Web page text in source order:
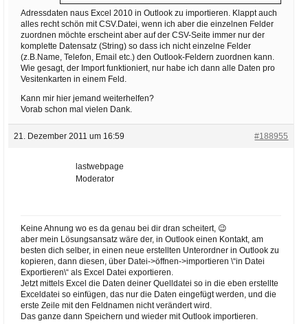
Adressdaten naus Excel 2010 in Outlook zu importieren. Klappt auch
alles recht schön mit CSV.Datei, wenn ich aber die einzelnen Felder
zuordnen möchte erscheint aber auf der CSV-Seite immer nur der
komplette Datensatz (String) so dass ich nicht einzelne Felder
(z.B.Name, Telefon, Email etc.) den Outlook-Feldern zuordnen kann.
Wie gesagt, der Import funktioniert, nur habe ich dann alle Daten pro
Vesitenkarten in einem Feld.
Kann mir hier jemand weiterhelfen?
Vorab schon mal vielen Dank.
21. Dezember 2011 um 16:59 #188955
lastwebpage
Moderator
Keine Ahnung wo es da genau bei dir dran scheitert, 😉
aber mein Lösungsansatz wäre der, in Outlook einen Kontakt, am
besten dich selber, in einen neue erstellten Unterordner in Outlook zu
kopieren, dann diesen, über Datei->öffnen->importieren \“in Datei
Exportieren\“ als Excel Datei exportieren.
Jetzt mittels Excel die Daten deiner Quelldatei so in die eben erstellte
Exceldatei so einfügen, das nur die Daten eingefügt werden, und die
erste Zeile mit den Feldnamen nicht verändert wird.
Das ganze dann Speichern und wieder mit Outlook importieren.